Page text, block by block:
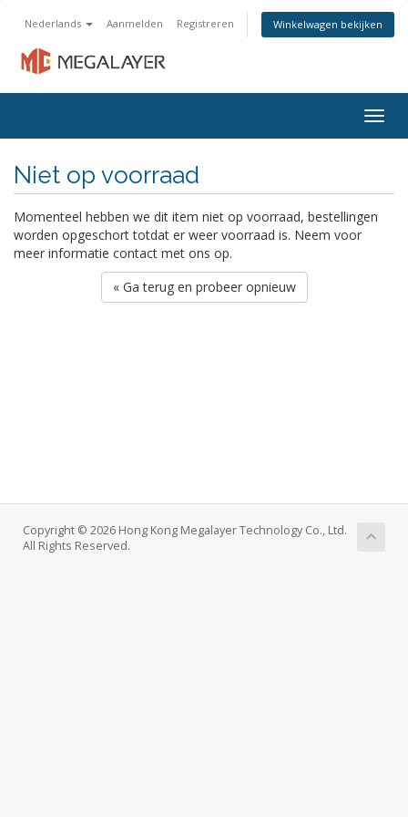
Nederlands Aanmelden Registreren Winkelwagen bekijken
Niet op voorraad
Momenteel hebben we dit item niet op voorraad, bestellingen
worden opgeschort totdat er weer voorraad is. Neem voor
meer informatie contact met ons op.
« Ga terug en probeer opnieuw
Copyright © 2026 Hong Kong Megalayer Technology Co., Ltd.
All Rights Reserved.